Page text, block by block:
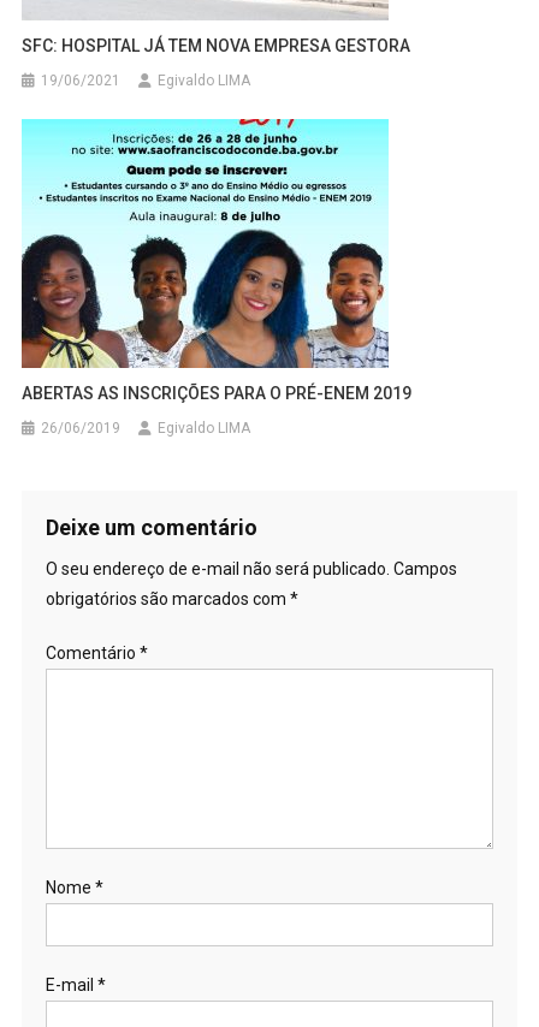
SFC: HOSPITAL JÁ TEM NOVA EMPRESA GESTORA
19/06/2021 Egivaldo LIMA
ABERTAS AS INSCRIÇÕES PARA O PRÉ-ENEM 2019
26/06/2019 Egivaldo LIMA
Deixe um comentário
O seu endereço de e-mail não será publicado. Campos
obrigatórios são marcados com *
Comentário *
Nome *
E-mail *